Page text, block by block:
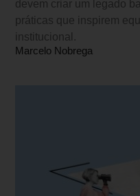
devem criar um legado
práticas que inspirem
institucional.
Marcelo Nobrega